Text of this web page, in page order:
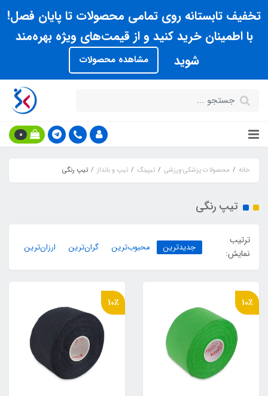
تخفیف تابستانه روی تمامی محصولات تا پایان فصل!
با اطمینان خرید کنید و از قیمت‌های ویژه بهره‌مند
شوید
مشاهده محصولات
0
خانه محصولات پزشکی-ورزشی تیپینگ تیپ و بانداژ تیپ رنگی
تیپ رنگی
ترتیب
نمایش:
جدیدترین محبوب‌ترین گران‌ترین ارزان‌ترین
10٪ 10٪